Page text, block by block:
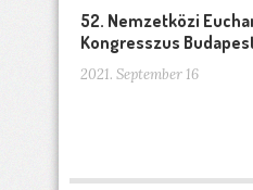
52. Nemzetközi
Kongresszus
2021. September 16